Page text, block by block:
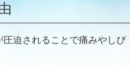
迫されることで痛みやしび